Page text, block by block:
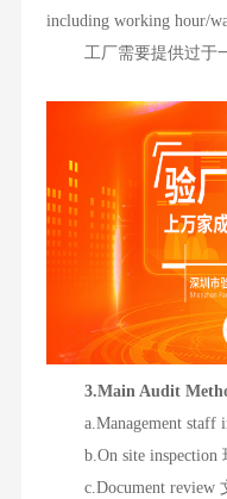
including working hour/
工厂需要提供过于一
3.Main Audit
a.Management staff
b.On site inspection
c.Document review